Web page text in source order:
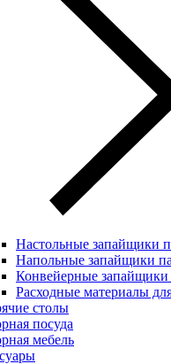
Настольные запайщики
Напольные запайщики
Конвейерные запайщики
Расходные материалы
столы
посуда
мебель